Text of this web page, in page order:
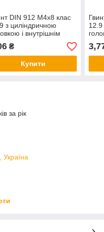
DIN 912 М4х8 клас
з циліндричною
і внутрішнім
без
₴
Купити
12.9
за рік
Україна